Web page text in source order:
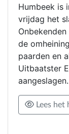
Humbeek is
vrijdag het
de
paarden en
Uitbaatster
Lees het